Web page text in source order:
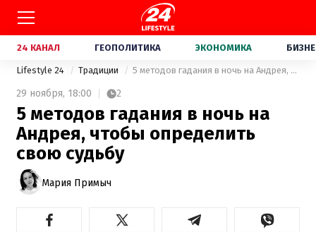
24 КАНАЛ ГЕОПОЛИТИКА ЭКОНОМИКА
Lifestyle 24 Традиции 5 методов гадания в ночь на Андрея, чтобы определить свою судьбу
29 ноября, 18:00 2
5 методов гадания в ночь на
Андрея, чтобы определить
свою судьбу
Мария Примыч